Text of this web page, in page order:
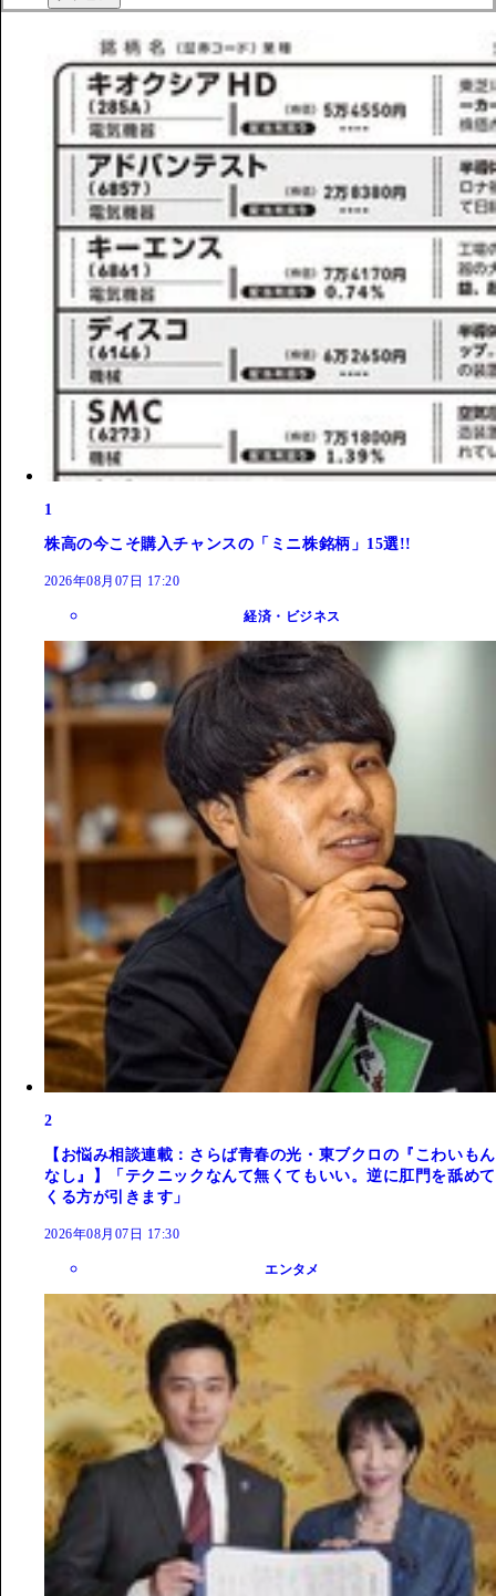
1
株高の今こそ購入チャンスの「ミニ株銘柄」15選!!
2026年08月07日 17:20
経済・ビジネス
2
【お悩み相談連載：さらば青春の光・東ブクロの『こわいもん
なし』】「テクニックなんて無くてもいい。逆に肛門を舐めて
くる方が引きます」
2026年08月07日 17:30
エンタメ